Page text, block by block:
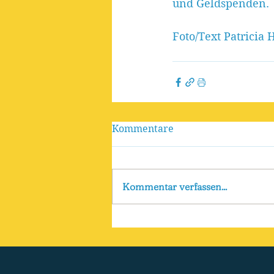
und Geldspenden.
Foto/Text Patricia
Kommentare
Kommentar verfassen...